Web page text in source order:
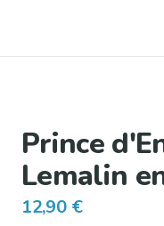
Prince
Lemalin
12,90 €